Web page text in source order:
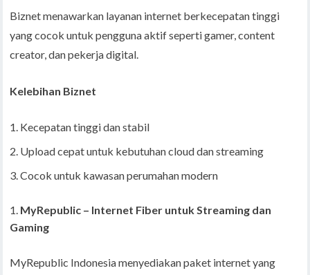
Biznet menawarkan layanan internet berkecepatan tinggi
yang cocok untuk pengguna aktif seperti gamer, content
creator, dan pekerja digital.
Kelebihan Biznet
Kecepatan tinggi dan stabil
Upload cepat untuk kebutuhan cloud dan streaming
Cocok untuk kawasan perumahan modern
MyRepublic – Internet Fiber untuk Streaming dan
Gaming
MyRepublic Indonesia menyediakan paket internet yang